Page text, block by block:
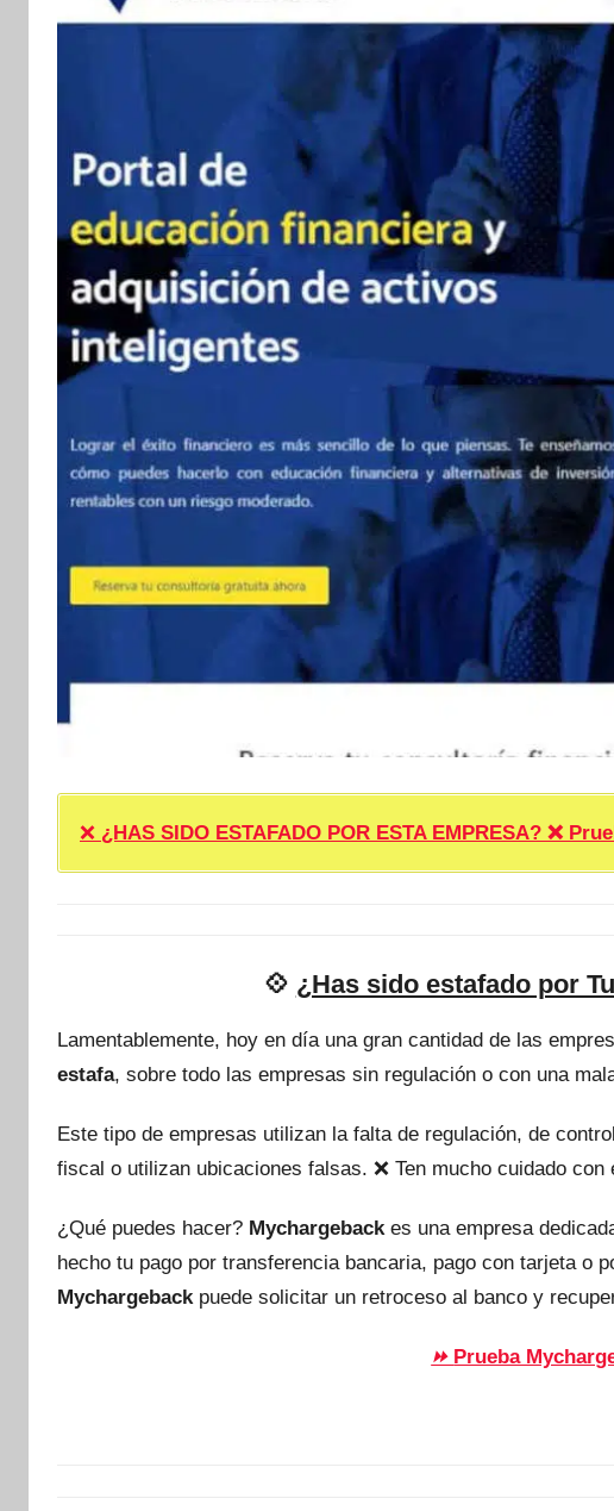
❌ ¿HAS SIDO ESTAFADO POR ESTA EMPRESA? ❌
💠 ¿Has sido estafado por
Lamentablemente, hoy en día una gran cantidad de las
estafa, sobre todo las empresas sin regulación o con una
Este tipo de empresas utilizan la falta de regulación, de
fiscal o utilizan ubicaciones falsas. ❌ Ten mucho cuidado con
¿Qué puedes hacer? Mychargebackes una empresa
hecho tu pago por transferencia bancaria, pago con tarjeta o
Mychargebackpuede solicitar un retroceso al banco y
⏩ Prueba